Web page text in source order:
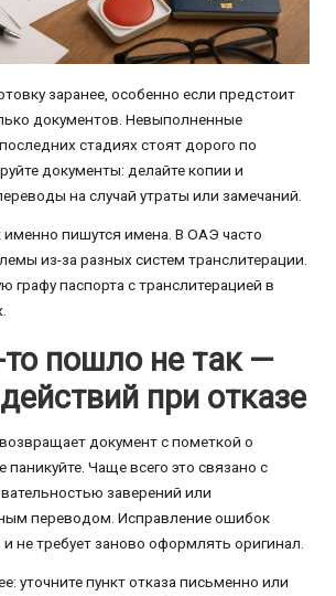
заранее, особенно если предстоит
документов. Невыполненные
стадиях стоят дорого по
документы: делайте копии и
на случай утраты или замечаний.
именно пишутся имена. В ОАЭ часто
из-за разных систем транслитерации.
графу паспорта с транслитерацией в
то пошло не так —
при отказе
документ с пометкой о
паникуйте. Чаще всего это связано с
заверений или
переводом. Исправление ошибок
не требует заново оформлять оригинал.
уточните пункт отказа письменно или